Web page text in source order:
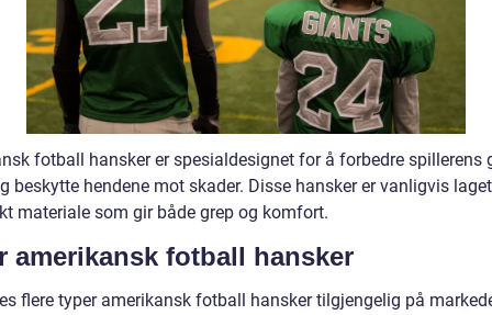
fotball hansker er spesialdesignet for å forbedre spillerens
beskytte hendene mot skader. Disse hansker er vanligvis
materiale som gir både grep og komfort.
amerikansk fotball hansker
flere typer amerikansk fotball hansker tilgjengelig på